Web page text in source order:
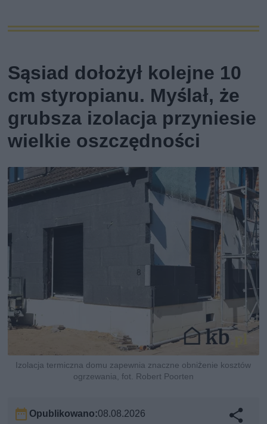
Sąsiad dołożył kolejne 10
cm styropianu. Myślał, że
grubsza izolacja przyniesie
wielkie oszczędności
Izolacja termiczna domu zapewnia znaczne obniżenie kosztów
ogrzewania, fot. Robert Poorten
Opublikowano:08.08.2026